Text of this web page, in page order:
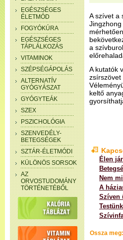
EGÉSZSÉGES
ÉLETMÓD
FOGYÓKÚRA
EGÉSZSÉGES
TÁPLÁLKOZÁS
VITAMINOK
SZÉPSÉGÁPOLÁS
ALTERNATÍV
GYÓGYÁSZAT
GYÓGYTEÁK
SZEX
PSZICHOLÓGIA
SZENVEDÉLY-
BETEGSÉGEK
SZTÁR-ÉLETMÓDI
KÜLÖNÖS SORSOK
AZ
ORVOSTUDOMÁNY
TÖRTÉNETÉBŐL
A szívet a
a
A kutatók
zsírszövet
keltő
Élen
Nem
A
Szíven
Ossza meg: